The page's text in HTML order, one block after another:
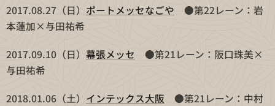
2017.08.27（日） ポートメッセなごや ●第22レーン：岩
本蓮加×与田祐希
2017.09.10（日） 幕張メッセ ●第21レーン：阪口珠美×
与田祐希
2018.01.06（土） インテックス大阪 ●第21レーン：中村